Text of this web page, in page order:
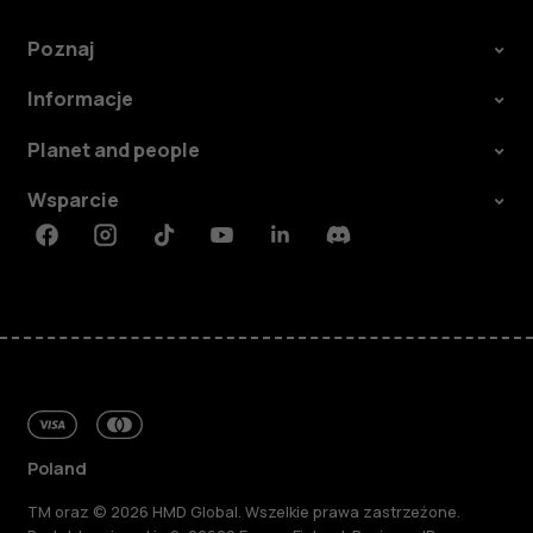
Poznaj
Informacje
Planet and people
Wsparcie
FacebookInstagramTiktokYoutubeLinkedinDiscord
Poland
TM oraz © 2026 HMD Global. Wszelkie prawa zastrzeżone.